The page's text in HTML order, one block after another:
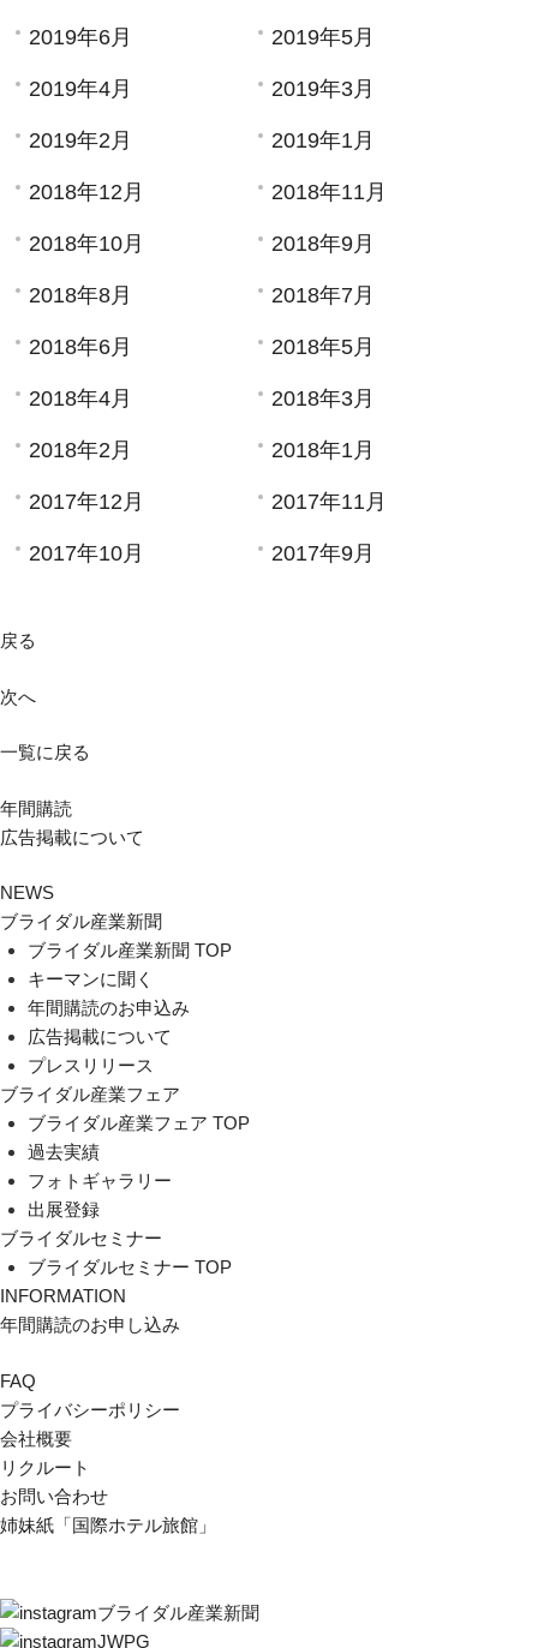
2019年6月 2019年5月
2019年4月 2019年3月
2019年2月 2019年1月
2018年12月 2018年11月
2018年10月 2018年9月
2018年8月 2018年7月
2018年6月 2018年5月
2018年4月 2018年3月
2018年2月 2018年1月
2017年12月 2017年11月
2017年10月 2017年9月
戻る
次へ
一覧に戻る
年間購読
広告掲載について
NEWS
ブライダル産業新聞
ブライダル産業新聞 TOP
キーマンに聞く
年間購読のお申込み
広告掲載について
プレスリリース
ブライダル産業フェア
ブライダル産業フェア TOP
過去実績
フォトギャラリー
出展登録
ブライダルセミナー
ブライダルセミナー TOP
INFORMATION
年間購読のお申し込み
FAQ
プライバシーポリシー
会社概要
リクルート
お問い合わせ
姉妹紙「国際ホテル旅館」
ブライダル産業新聞
JWPG